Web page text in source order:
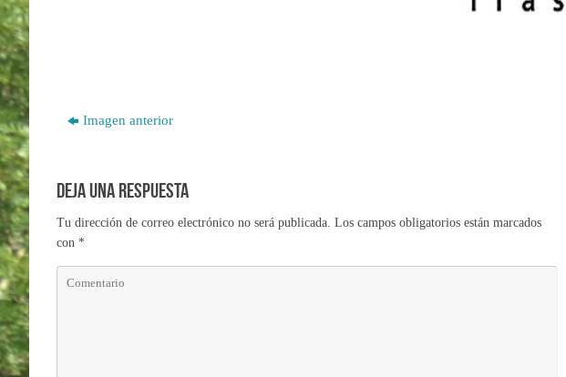
Imagen anterior
Deja una respuesta
Tu dirección de correo electrónico no será publicada. Los campos obligatorios están marcados
con *